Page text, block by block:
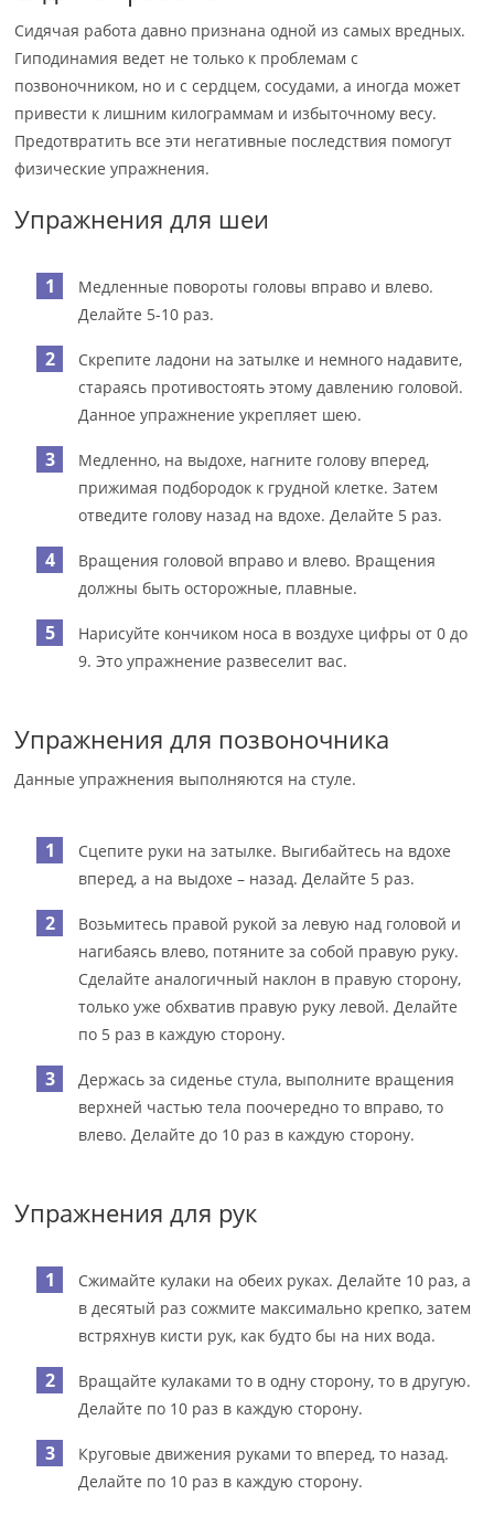
Сидячая работа давно признана одной из самых вредных.
Гиподинамия ведет не только к проблемам с
позвоночником, но и с сердцем, сосудами, а иногда может
привести к лишним килограммам и избыточному весу.
Предотвратить все эти негативные последствия помогут
физические упражнения.
Упражнения для шеи
Медленные повороты головы вправо и влево.
Делайте 5-10 раз.
Скрепите ладони на затылке и немного надавите,
стараясь противостоять этому давлению головой.
Данное упражнение укрепляет шею.
Медленно, на выдохе, нагните голову вперед,
прижимая подбородок к грудной клетке. Затем
отведите голову назад на вдохе. Делайте 5 раз.
Вращения головой вправо и влево. Вращения
должны быть осторожные, плавные.
Нарисуйте кончиком носа в воздухе цифры от 0 до
9. Это упражнение развеселит вас.
Упражнения для позвоночника
Данные упражнения выполняются на стуле.
Сцепите руки на затылке. Выгибайтесь на вдохе
вперед, а на выдохе – назад. Делайте 5 раз.
Возьмитесь правой рукой за левую над головой и
нагибаясь влево, потяните за собой правую руку.
Сделайте аналогичный наклон в правую сторону,
только уже обхватив правую руку левой. Делайте
по 5 раз в каждую сторону.
Держась за сиденье стула, выполните вращения
верхней частью тела поочередно то вправо, то
влево. Делайте до 10 раз в каждую сторону.
Упражнения для рук
Сжимайте кулаки на обеих руках. Делайте 10 раз, а
в десятый раз сожмите максимально крепко, затем
встряхнув кисти рук, как будто бы на них вода.
Вращайте кулаками то в одну сторону, то в другую.
Делайте по 10 раз в каждую сторону.
Круговые движения руками то вперед, то назад.
Делайте по 10 раз в каждую сторону.